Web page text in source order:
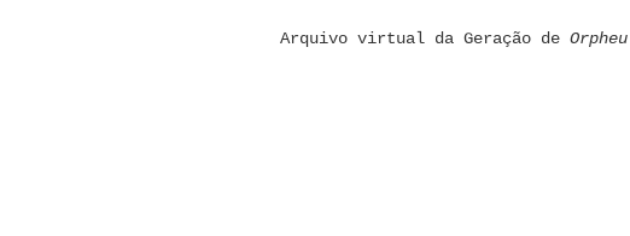
Arquivo virtual da Geração de Orpheu